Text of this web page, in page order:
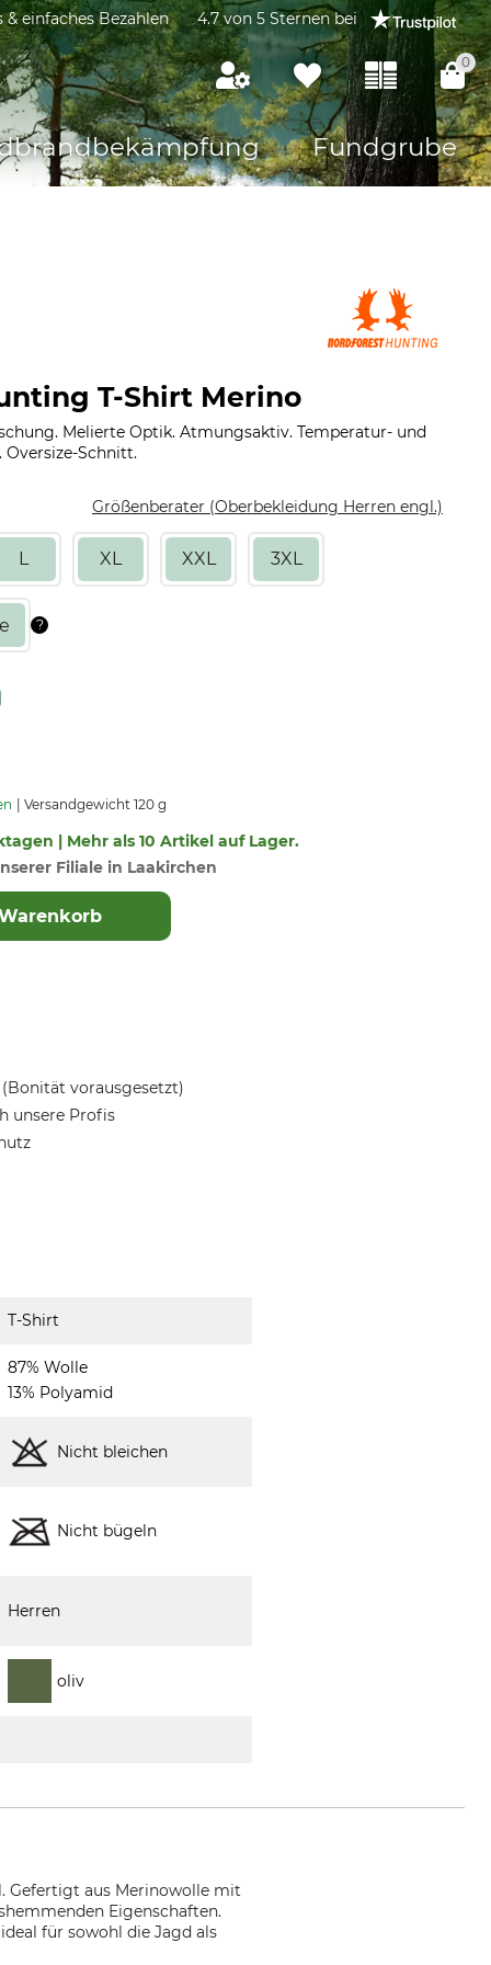
& einfaches Bezahlen 4.7 von 5 Sternen bei
0
Fundgrube
T-Shirt Merino
Melierte Optik. Atmungsaktiv. Temperatur- und
Schnitt.
Größenberater (Oberbekleidung Herren engl.)
L XL XXL 3XL
Versandgewicht 120 g
| Mehr als 10 Artikel auf Lager.
Filiale in Laakirchen
vorausgesetzt)
unsere Profis
T-Shirt
87% Wolle
13% Polyamid
Nicht bleichen
Nicht bügeln
Herren
oliv
Gefertigt aus Merinowolle mit
Eigenschaften.
für sowohl die Jagd als